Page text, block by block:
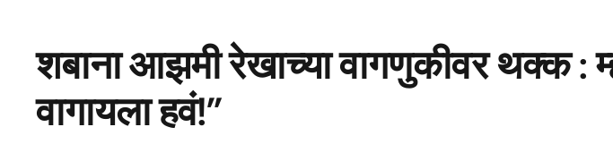
शबाना आझमी रेखाच्या वागणुकीवर थक्क :
वागायला हवं!”